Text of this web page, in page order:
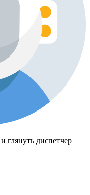
глянуть диспетчер